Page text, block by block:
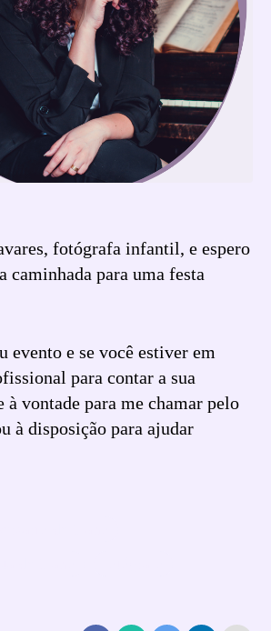
fotógrafa infantil, e espero
caminhada para uma festa
evento e se você estiver em
para contar a sua
à vontade para me chamar pelo
à disposição para ajudar